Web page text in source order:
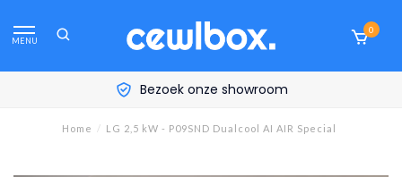
MENU
0
Bezoek onze showroom
Home / LG 2,5 kW - P09SND Dualcool AI AIR Special